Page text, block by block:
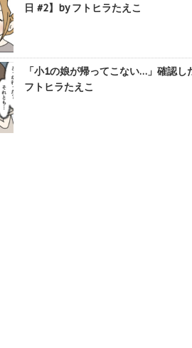
日 #2】by フトヒラたえこ
「小1の娘が帰ってこない…」確認
フトヒラたえこ